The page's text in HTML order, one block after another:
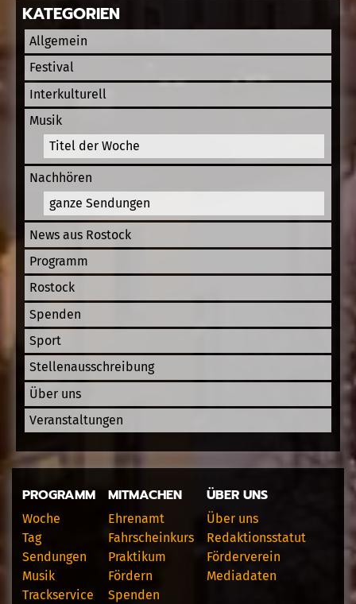
KATEGORIEN
Allgemein
Festival
Interkulturell
Musik
Titel der Woche
Nachhören
ganze Sendungen
News aus Rostock
Programm
Rostock
Spenden
Sport
Stellenausschreibung
Über uns
Veranstaltungen
PROGRAMM
Woche
Tag
Sendungen
Musik
Trackservice
MITMACHEN
Ehrenamt
Fahrscheinkurs
Praktikum
Fördern
Spenden
ÜBER UNS
Über uns
Redaktionsstatut
Förderverein
Mediadaten